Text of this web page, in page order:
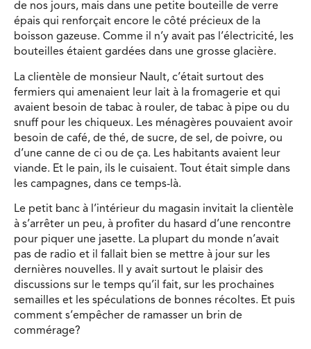
de nos jours, mais dans une petite bouteille de verre
épais qui renforçait encore le côté précieux de la
boisson gazeuse. Comme il n’y avait pas l’électricité, les
bouteilles étaient gardées dans une grosse glacière.
La clientèle de monsieur Nault, c’était surtout des
fermiers qui amenaient leur lait à la fromagerie et qui
avaient besoin de tabac à rouler, de tabac à pipe ou du
snuff pour les chiqueux. Les ménagères pouvaient avoir
besoin de café, de thé, de sucre, de sel, de poivre, ou
d’une canne de ci ou de ça. Les habitants avaient leur
viande. Et le pain, ils le cuisaient. Tout était simple dans
les campagnes, dans ce temps-là.
Le petit banc à l’intérieur du magasin invitait la clientèle
à s’arrêter un peu, à profiter du hasard d’une rencontre
pour piquer une jasette. La plupart du monde n’avait
pas de radio et il fallait bien se mettre à jour sur les
dernières nouvelles. Il y avait surtout le plaisir des
discussions sur le temps qu’il fait, sur les prochaines
semailles et les spéculations de bonnes récoltes. Et puis
comment s’empêcher de ramasser un brin de
commérage?